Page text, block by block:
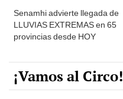
Senamhi advierte llegada de
LLUVIAS EXTREMAS en 65
provincias desde HOY
¡Vamos al Circo!